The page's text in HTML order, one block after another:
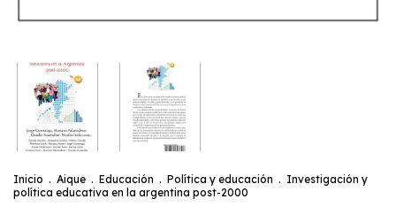
Inicio . Aique . Educación . Política y educación . Investigación y
política educativa en la argentina post-2000